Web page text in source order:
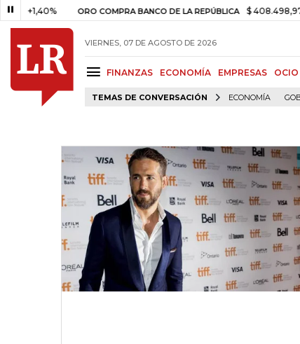
ORO COMPRA BANCO DE LA REPÚBLICA $ 408.498,97 +$
VIERNES, 07 DE AGOSTO DE 2026
FINANZAS ECONOMÍA EMPRESAS OCIO
TEMAS DE CONVERSACIÓN ECONOMÍA